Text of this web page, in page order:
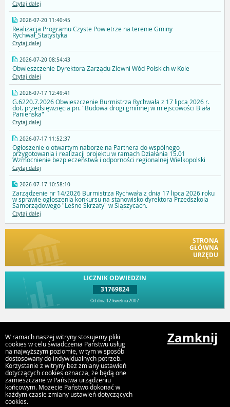
Czytaj dalej
2026-07-20 11:40:45
Realizacja Programu Czyste Powietrze na terenie Gminy
Rychwał_Statystyka
Czytaj dalej
2026-07-20 08:54:43
Obwieszczenie Dyrektora Zarządu Zlewni Wód Polskich w Kole
Czytaj dalej
2026-07-17 12:49:41
G.6220.7.2026 Obwieszczenie Burmistrza Rychwała z 17 lipca 2026 r.
dot. przedsięwzięcia pn. "Budowa drogi gminnej w miejscowości Biała
Panieńska"
Czytaj dalej
2026-07-17 11:52:37
Ogłoszenie o otwartym naborze na Partnera do wspólnego
przygotowania i realizacji projektu w ramach Działania 15.01
Wzmocnienie bezpieczeństwa i odporności regionalnej Wielkopolski
Czytaj dalej
2026-07-17 10:58:10
Zarządzenie nr 14/2026 Burmistrza Rychwała z dnia 17 lipca 2026 roku
w sprawie ogłoszenia konkursu na stanowisko dyrektora Przedszkola
Samorządowego "Leśne Skrzaty" w Siąszycach.
Czytaj dalej
STRONA
GŁÓWNA
URZĘDU
LICZNIK ODWIEDZIN
31769824
Od dnia 12 kwietnia 2007
Urząd Gminy i Miasta Rychwał
Plac Wolności 16, 62-570 Rychwał
W ramach naszej witryny stosujemy pliki
cookies w celu świadczenia Państwu usług
na najwyższym poziomie, w tym w sposób
dostosowany do indywidualnych potrzeb.
Korzystanie z witryny bez zmiany ustawień
dotyczących cookies oznacza, że będą one
zamieszczane w Państwa urządzeniu
końcowym. Możecie Państwo dokonać w
każdym czasie zmiany ustawień dotyczących
cookies.
Zamknij